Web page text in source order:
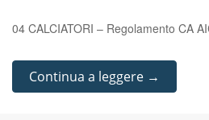
04 CALCIATORI – Regolamento CA
Continua a leggere →